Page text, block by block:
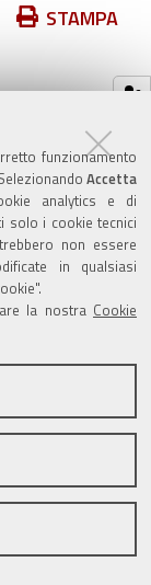
funzionamento
Accetta
analytics e di
solo i cookie tecnici
non essere
in qualsiasi
la nostra Cookie
STAMPA